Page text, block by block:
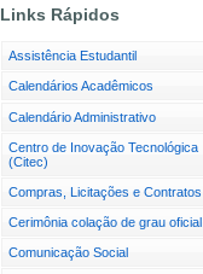
Links Rápidos
Assistência Estudantil
Calendários Acadêmicos
Calendário Administrativo
Centro de Inovação Tecnológica
(Citec)
Compras, Licitações e Contratos
Cerimônia colação de grau oficial
Comunicação Social